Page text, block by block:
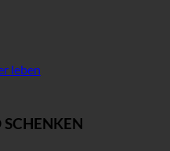
leben
SCHENKEN